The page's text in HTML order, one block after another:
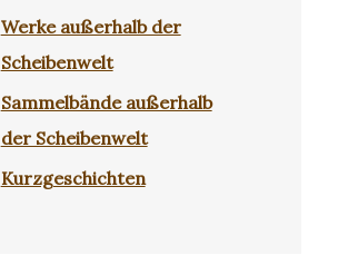
Werke außerhalb der
Scheibenwelt
Sammelbände außerhalb
der Scheibenwelt
Kurzgeschichten